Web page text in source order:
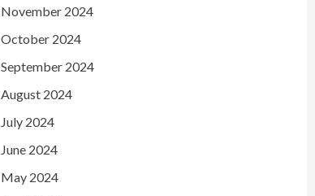
November 2024
October 2024
September 2024
August 2024
July 2024
June 2024
May 2024